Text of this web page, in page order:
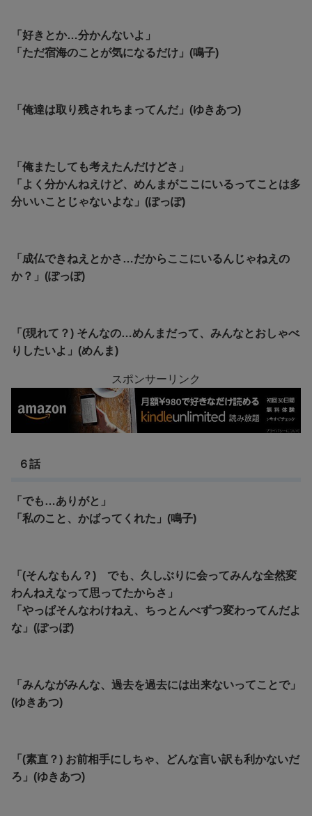
「好きとか…分かんないよ」
「ただ宿海のことが気になるだけ」(鳴子)
「俺達は取り残されちまってんだ」(ゆきあつ)
「俺またしても考えたんだけどさ」
「よく分かんねえけど、めんまがここにいるってことは多
分いいことじゃないよな」(ぽっぽ)
「成仏できねえとかさ…だからここにいるんじゃねえの
か？」(ぽっぽ)
「(現れて？) そんなの…めんまだって、みんなとおしゃべ
りしたいよ」(めんま)
スポンサーリンク
６話
「でも…ありがと」
「私のこと、かばってくれた」(鳴子)
「(そんなもん？) でも、久しぶりに会ってみんな全然変
わんねえなって思ってたからさ」
「やっぱそんなわけねえ、ちっとんべずつ変わってんだよ
な」(ぽっぽ)
「みんながみんな、過去を過去には出来ないってことで」
(ゆきあつ)
「(素直？) お前相手にしちゃ、どんな言い訳も利かないだ
ろ」(ゆきあつ)